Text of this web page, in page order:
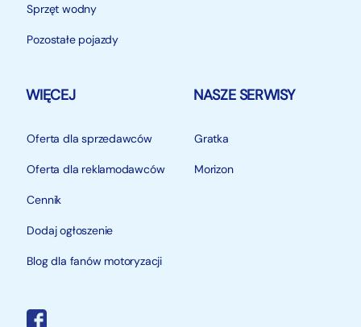
Sprzęt wodny
Pozostałe pojazdy
WIĘCEJ
Oferta dla sprzedawców
Oferta dla reklamodawców
Cennik
Dodaj ogłoszenie
Blog dla fanów motoryzacji
NASZE SERWISY
Gratka
Morizon